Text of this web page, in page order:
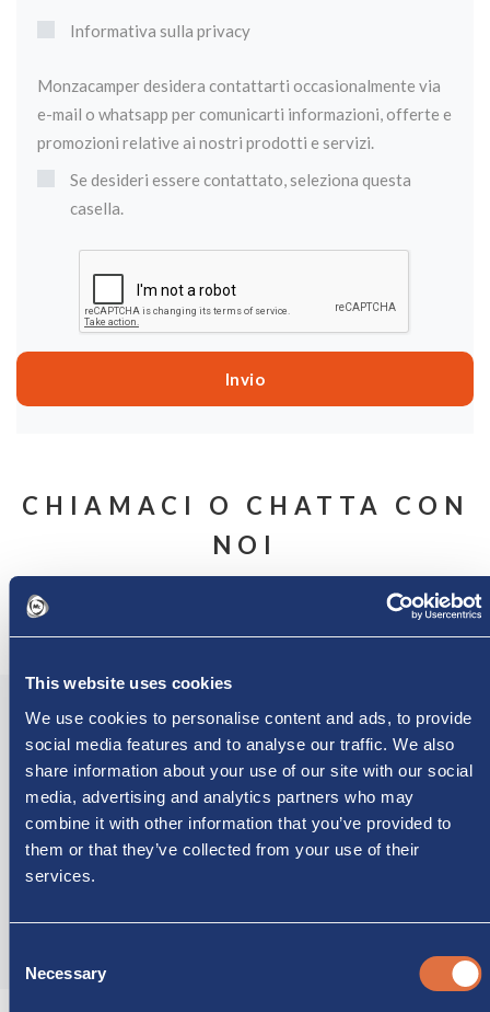
This website uses cookies
We use cookies to personalise content and ads, to provide
social media features and to analyse our traffic. We also
share information about your use of our site with our social
media, advertising and analytics partners who may
combine it with other information that you’ve provided to
them or that they’ve collected from your use of their
services.
Selection
Necessary
Informativa sulla privacy
Monzacamper desidera contattarti occasionalmente via
e-mail o whatsapp per comunicarti informazioni, offerte e
promozioni relative ai nostri prodotti e servizi.
Se desideri essere contattato, seleziona questa
casella.
CHIAMACI O CHATTA CON
NOI
Tel. +39 0398951344